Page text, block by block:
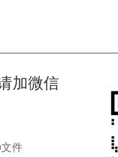
加微信
件